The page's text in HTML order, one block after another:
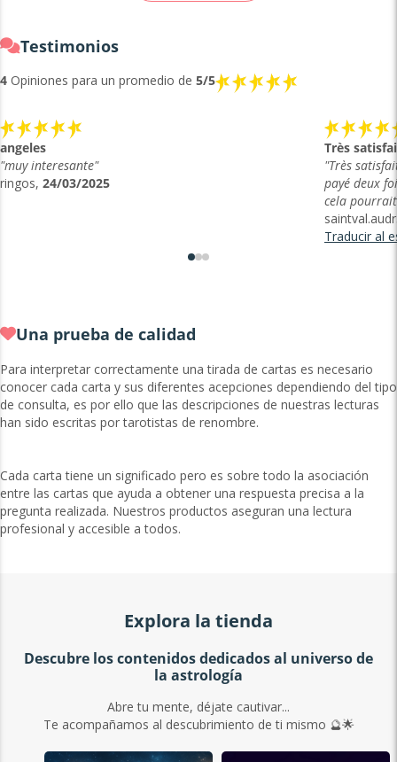
Testimonios
4 Opiniones para un promedio de 5/5
angeles
"muy interesante"
ringos, 24/03/2025
Très
"Très
payé deux
cela
Traducir al
Una prueba de calidad
Para interpretar correctamente una tirada de cartas es necesario
conocer cada carta y sus diferentes acepciones dependiendo del tipo
de consulta, es por ello que las descripciones de nuestras lecturas
han sido escritas por tarotistas de renombre.
Cada carta tiene un significado pero es sobre todo la asociación
entre las cartas que ayuda a obtener una respuesta precisa a la
pregunta realizada. Nuestros productos aseguran una lectura
profesional y accesible a todos.
Explora la tienda
Descubre los contenidos dedicados al universo de
la astrología
Abre tu mente, déjate cautivar...
Te acompañamos al descubrimiento de ti mismo 🔮🌟